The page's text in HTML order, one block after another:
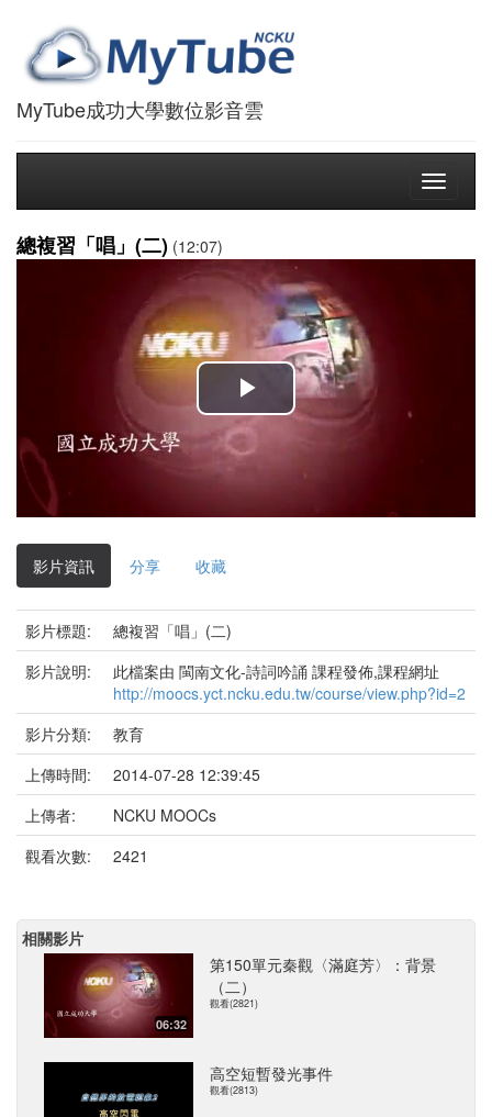
MyTube成功大學數位影音雲
Toggle
總複習「唱」(二) (12:07)
播
放
影
影片資訊 分享 收藏
影片標題:
總複習「唱」(二)
影片說明:
此檔案由 閩南文化-詩詞吟誦 課程發佈,課程網址
http://moocs.yct.ncku.edu.tw/course/view.php?id=2
影片分類:
教育
上傳時間:
2014-07-28 12:39:45
上傳者:
NCKU MOOCs
觀看次數:
2421
相關影片
06:32
第150單元秦觀〈滿庭芳〉：背景
（二）
觀看(2821)
高空短暫發光事件
觀看(2813)